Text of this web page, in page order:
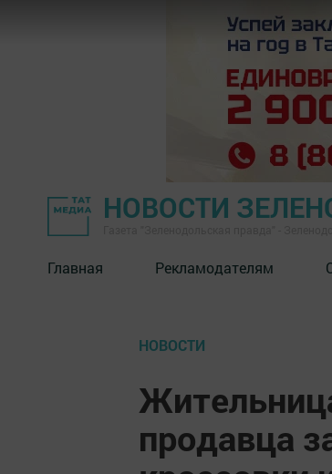
НОВОСТИ
Главная Рекламодателям
НОВОСТИ
продавца